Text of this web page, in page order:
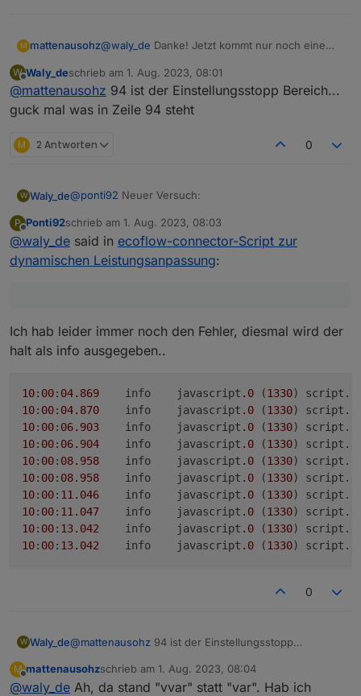
M mattenausohz@waly_de Danke! Jetzt kommt nur noch eine
09:58:21.826 error javascript.0 (1121881)
script.js.common.ecoFlow_PowerStream
compile failed:
W
Offline
Waly_deschrieb am 1. Aug. 2023, 08:01
zuletzt editiert von
@mattenausohz 94 ist der Einstellungsstopp Bereich...
guck mal was in Zeile 94 steht
M 2 Antworten 0
W Waly_de@ponti92 Neuer Versuch:
siehe unten
P
Offline
Ponti92schrieb am 1. Aug. 2023, 08:03
zuletzt editiert von
@waly_de said in ecoflow-connector-Script zur
dynamischen Leistungsanpassung:
Ich hab leider immer noch den Fehler, diesmal wird der
halt als info ausgegeben..
10: 00: 04.869
	info	javascript
.0 (1330) script.
10: 00: 04.870
	info	javascript
.0 (1330) script.
10: 00: 06.903
	info	javascript
.0 (1330) script.
10: 00: 06.904
	info	javascript
.0 (1330) script.
10: 00: 08.958
	info	javascript
.0 (1330) script.
10: 00: 08.958
	info	javascript
.0 (1330) script.
10: 00: 11.046
	info	javascript
.0 (1330) script.
10: 00: 11.047
	info	javascript
.0 (1330) script.
10: 00: 13.042
	info	javascript
.0 (1330) script.
10: 00: 13.042
	info	javascript
.0 (1330) script.
0
W Waly_de@mattenausohz 94 ist der Einstellungsstopp
M
Offline
mattenausohzschrieb am 1. Aug. 2023, 08:04
zuletzt editiert von
@waly_de Ah, da stand "vvar" statt "var". Hab ich